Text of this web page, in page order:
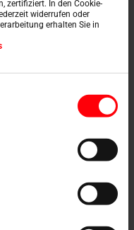
zertifiziert. In den Cookie-
widerrufen oder
erhalten Sie in
Kunden und
dieser Stelle
und zeigen, was